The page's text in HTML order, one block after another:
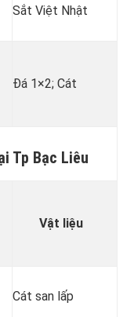
Sắt Việt Nhật
Đá 1×2; Cát
Tp Bạc Liêu
Vật liệu
Cát san lấp